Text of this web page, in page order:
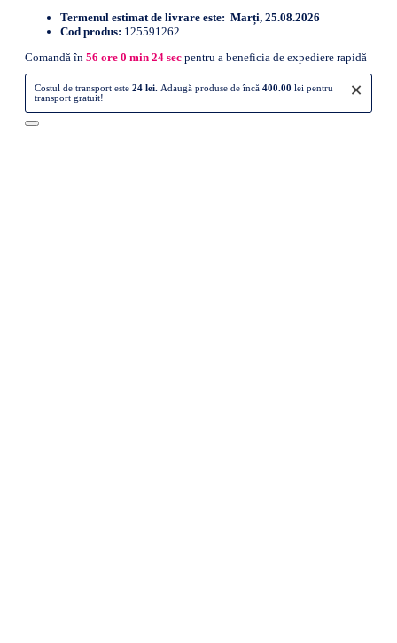
Termenul estimat de livrare este: Marți, 25.08.2026
Cod produs: 125591262
Comandă în 56 ore 0 min 23 sec pentru a beneficia de expediere rapidă
×
Costul de transport este 24 lei. Adaugă produse de încă 400.00 lei pentru
transport gratuit!